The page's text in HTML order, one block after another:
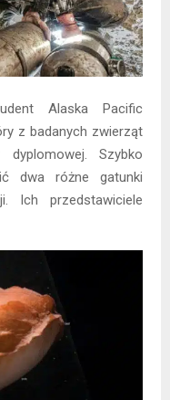
Alaska Pacific
z badanych zwierząt
Szybko
dwa różne gatunki
Ich przedstawiciele